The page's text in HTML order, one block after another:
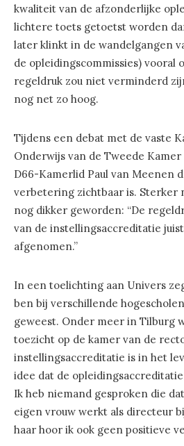
kwaliteit van de afzonderlijke
lichtere toets getoetst worden
later klinkt in de wandelgangen
de opleidingscommissies) vooral
regeldruk zou niet verminderd
nog net zo hoog.
Tijdens een debat met de vaste
Onderwijs van de Tweede
D66-Kamerlid Paul van Meenen
verbetering zichtbaar is. Sterker
nog dikker geworden: “De
van de instellingsaccreditatie
afgenomen.”
In een toelichting aan Univers
ben bij verschillende
geweest. Onder meer in Tilburg
toezicht op de kamer van de
instellingsaccreditatie is in het
idee dat de
Ik heb niemand gesproken die
eigen vrouw werkt als directeur
haar hoor ik ook geen positieve